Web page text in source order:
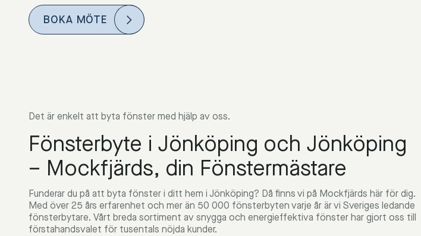
BOKA MÖTE
Det är enkelt att byta fönster med hjälp av oss.
Fönsterbyte i Jönköping och Jönköping
– Mockfjärds, din Fönstermästare
Funderar du på att byta fönster i ditt hem i Jönköping? Då finns vi på Mockfjärds här för dig.
Med över 25 års erfarenhet och mer än 50 000 fönsterbyten varje år är vi Sveriges ledande
fönsterbytare. Vårt breda sortiment av snygga och energieffektiva fönster har gjort oss till
förstahandsvalet för tusentals nöjda kunder.